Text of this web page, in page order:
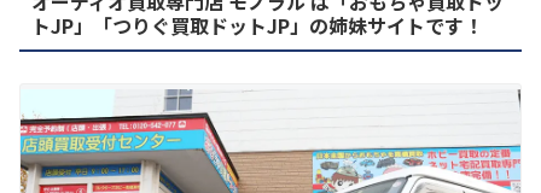
トJP」「つりぐ買取ドットJP」の姉妹サイトです！